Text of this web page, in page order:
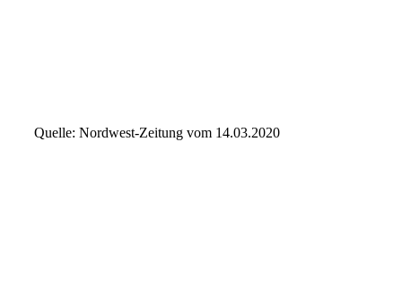
Quelle: Nordwest-Zeitung vom 14.03.2020